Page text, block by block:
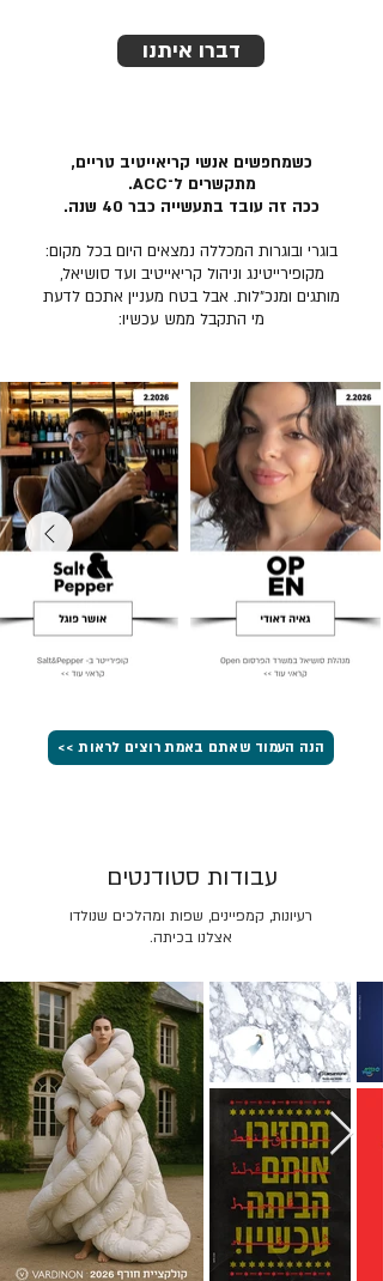
דברו איתנו
כשמחפשים אנשי קריאייטיב טריים,
מתקשרים ל־ACC.
ככה זה עובד בתעשייה כבר 40 שנה.
בוגרי ובוגרות המכללה נמצאים היום בכל מקום:
מקופירייטינג וניהול קריאייטיב ועד סושיאל,
מותגים ומנכ״לות. אבל בטח מעניין אתכם לדעת
מי התקבל ממש עכשיו:
הנה העמוד שאתם באמת רוצים לראות >>
רעיונות, קמפיינים, שפות ומהלכים שנולדו
אצלנו בכיתה.
עבודות סטודנטים